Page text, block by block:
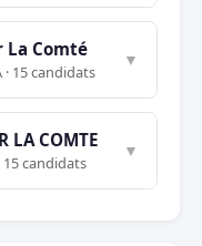
Comté
· 15 candidats
▼
LA COMTE
15 candidats
▼